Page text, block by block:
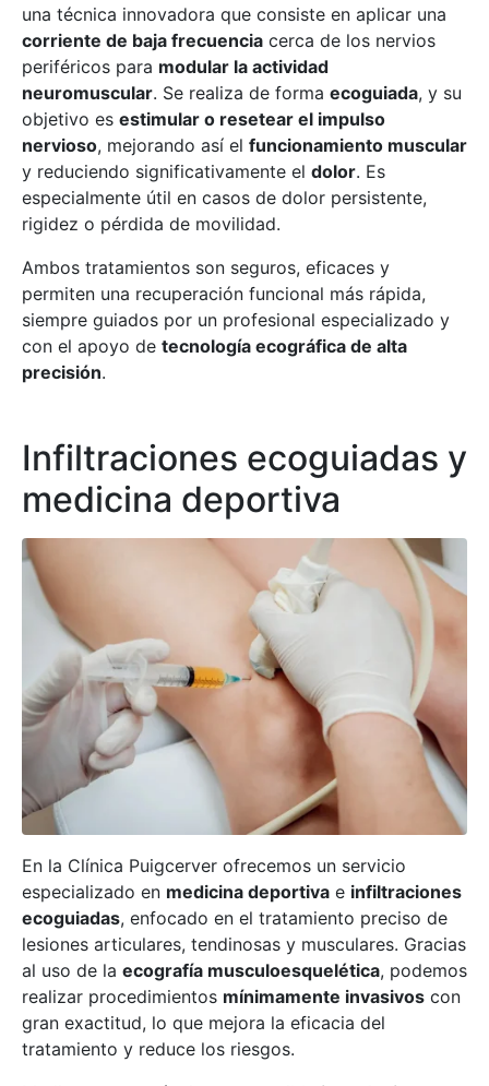
una técnica innovadora que consiste en aplicar una
corriente de baja frecuencia cerca de los nervios
periféricos para modular la actividad
neuromuscular. Se realiza de forma ecoguiada, y su
objetivo es estimular o resetear el impulso
nervioso, mejorando así el funcionamiento muscular
y reduciendo significativamente el dolor. Es
especialmente útil en casos de dolor persistente,
rigidez o pérdida de movilidad.
Ambos tratamientos son seguros, eficaces y
permiten una recuperación funcional más rápida,
siempre guiados por un profesional especializado y
con el apoyo de tecnología ecográfica de alta
precisión.
Infiltraciones ecoguiadas y
medicina deportiva
En la Clínica Puigcerver ofrecemos un servicio
especializado en medicina deportiva e infiltraciones
ecoguiadas, enfocado en el tratamiento preciso de
lesiones articulares, tendinosas y musculares. Gracias
al uso de la ecografía musculoesquelética, podemos
realizar procedimientos mínimamente invasivos con
gran exactitud, lo que mejora la eficacia del
tratamiento y reduce los riesgos.